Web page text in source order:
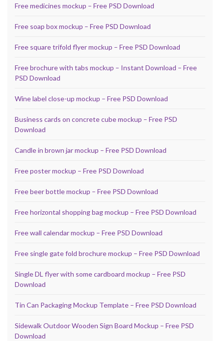
Free medicines mockup – Free PSD Download
Free soap box mockup – Free PSD Download
Free square trifold flyer mockup – Free PSD Download
Free brochure with tabs mockup – Instant Download – Free
PSD Download
Wine label close-up mockup – Free PSD Download
Business cards on concrete cube mockup – Free PSD
Download
Candle in brown jar mockup – Free PSD Download
Free poster mockup – Free PSD Download
Free beer bottle mockup – Free PSD Download
Free horizontal shopping bag mockup – Free PSD Download
Free wall calendar mockup – Free PSD Download
Free single gate fold brochure mockup – Free PSD Download
Single DL flyer with some cardboard mockup – Free PSD
Download
Tin Can Packaging Mockup Template – Free PSD Download
Sidewalk Outdoor Wooden Sign Board Mockup – Free PSD
Download